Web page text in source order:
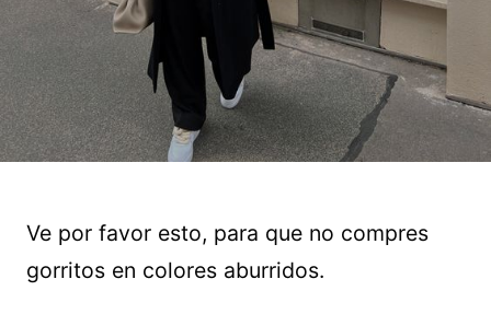
Ve por favor esto, para que no compres
gorritos en colores aburridos.